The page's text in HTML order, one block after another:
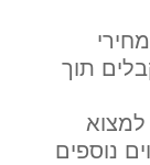
תוך
למצוא
נוספים